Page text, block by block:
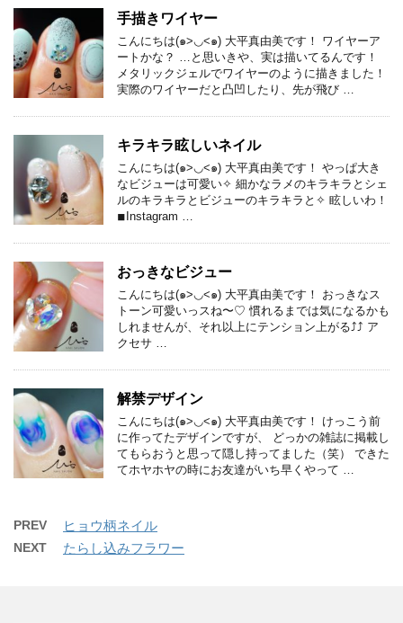
手描きワイヤー
こんにちは(๑>◡<๑) 大平真由美です！ ワイヤーア
ートかな？ …と思いきや、実は描いてるんです！
メタリックジェルでワイヤーのように描きました！
実際のワイヤーだと凸凹したり、先が飛び …
キラキラ眩しいネイル
こんにちは(๑>◡<๑) 大平真由美です！ やっぱ大き
なビジューは可愛い✧ 細かなラメのキラキラとシェ
ルのキラキラとビジューのキラキラと✧ 眩しいわ！
◾︎Instagram …
おっきなビジュー
こんにちは(๑>◡<๑) 大平真由美です！ おっきなス
トーン可愛いっスね〜♡ 慣れるまでは気になるかも
しれませんが、それ以上にテンション上がる⤴︎⤴︎ ア
クセサ …
解禁デザイン
こんにちは(๑>◡<๑) 大平真由美です！ けっこう前
に作ってたデザインですが、 どっかの雑誌に掲載し
てもらおうと思って隠し持ってました（笑） できた
てホヤホヤの時にお友達がいち早くやって …
PREV ヒョウ柄ネイル
NEXT たらし込みフラワー